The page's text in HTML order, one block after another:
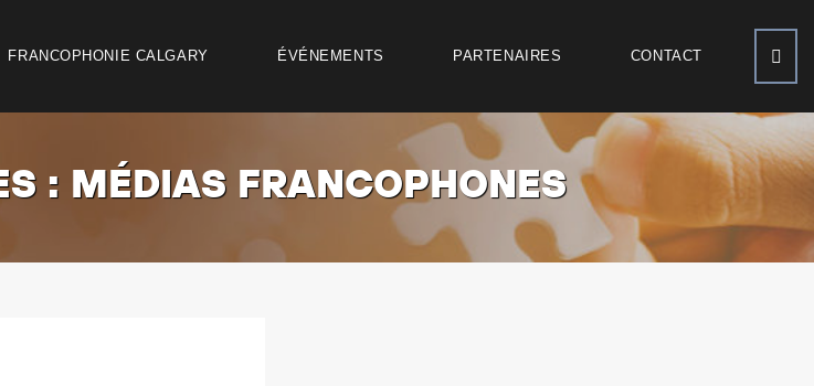
FRANCOPHONIE CALGARY ÉVÉNEMENTS PARTENAIRES CONTACT
: MÉDIAS FRANCOPHONES